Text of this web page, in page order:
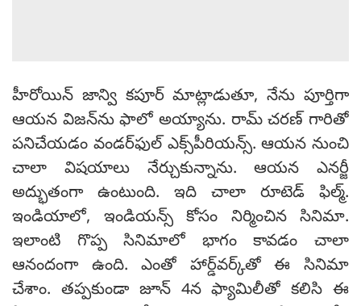
హీరోయిన్ జాన్వి కపూర్ మాట్లాడుతూ, నేను పూర్తిగా
ఆయన విజన్‌ను ఫాలో అయ్యాను. రామ్ చరణ్ గారితో
పనిచేయడం వండర్‌ఫుల్ ఎక్స్‌పీరియన్స్. ఆయన నుంచి
చాలా విషయాలు నేర్చుకున్నాను. ఆయన ఎనర్జీ
అద్భుతంగా ఉంటుంది. ఇది చాలా రూటెడ్ ఫిల్మ్.
ఇండియాలో, ఇండియన్స్ కోసం నిర్మించిన సినిమా.
ఇలాంటి గొప్ప సినిమాలో భాగం కావడం చాలా
ఆనందంగా ఉంది. ఎంతో హార్డ్‌వర్క్‌తో ఈ సినిమా
చేశాం. తప్పకుండా జూన్ 4న ఫ్యామిలీతో కలిసి ఈ